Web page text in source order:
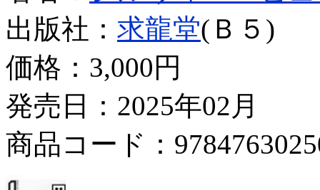
出版社： 求龍堂(Ｂ５)
価格： 3,000円
発売日：2025年02月
商品コード：